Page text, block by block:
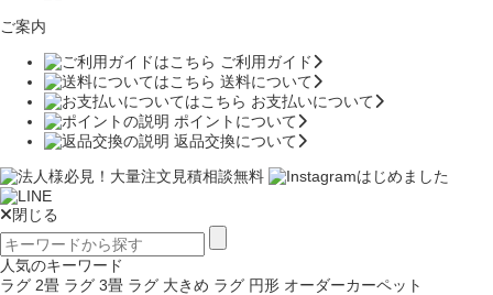
ご案内
ご利用ガイド
送料について
お支払いについて
ポイントについて
返品交換について
閉じる
人気のキーワード
ラグ 2畳 ラグ 3畳 ラグ 大きめ ラグ 円形 オーダーカーペット